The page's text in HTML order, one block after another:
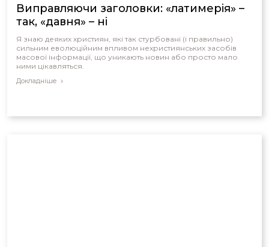
Виправляючи заголовки: «латимерія» –
так, «давня» – ні
Я знаю деяких християн, які так стурбовані (і правильно)
сильним еволюційним впливом нехристиянських засобів
масової інформації, що уникають новин або просто мало
ними цікавляться.
Докладніше